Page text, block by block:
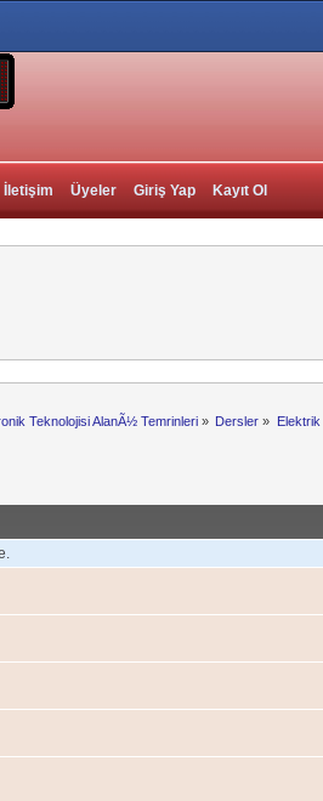
İletişim Üyeler Giriş Yap Kayıt Ol
Teknolojisi AlanÃ½ Temrinleri » Dersler »